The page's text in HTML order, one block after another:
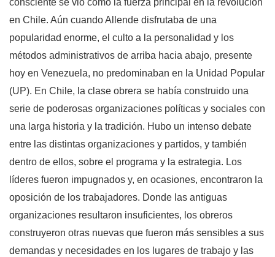
consciente se vio como la fuerza principal en la revolución
en Chile. Aún cuando Allende disfrutaba de una
popularidad enorme, el culto a la personalidad y los
métodos administrativos de arriba hacia abajo, presente
hoy en Venezuela, no predominaban en la Unidad Popular
(UP). En Chile, la clase obrera se había construido una
serie de poderosas organizaciones políticas y sociales con
una larga historia y la tradición. Hubo un intenso debate
entre las distintas organizaciones y partidos, y también
dentro de ellos, sobre el programa y la estrategia. Los
líderes fueron impugnados y, en ocasiones, encontraron la
oposición de los trabajadores. Donde las antiguas
organizaciones resultaron insuficientes, los obreros
construyeron otras nuevas que fueron más sensibles a sus
demandas y necesidades en los lugares de trabajo y las